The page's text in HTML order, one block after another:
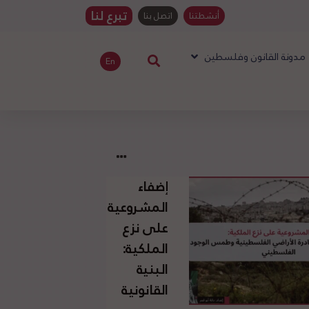
أنشطتنا اتصل بنا تبرع لنا
مدونة القانون وفلسطين En
إضفاء
المشروعية
على نزع
الملكية:
البنية
القانونية